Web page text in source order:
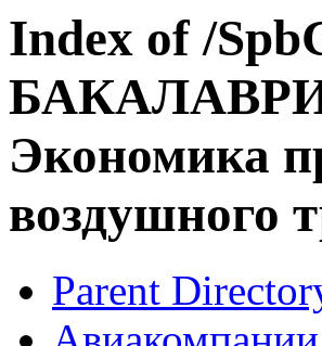
Index of /
Экономика
воздушного
Parent